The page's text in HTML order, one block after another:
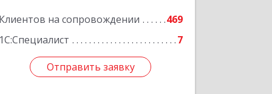
Клиентов на сопровождении
469
1С:Специалист
7
Отправить заявку
Подробнее
Отправить заявку